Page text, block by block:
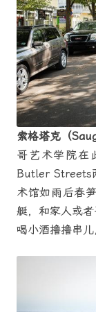
索格塔克（
哥艺术学院在
Butler Streets
术馆如雨后春
艇，和家人或
喝小酒撸撸串儿